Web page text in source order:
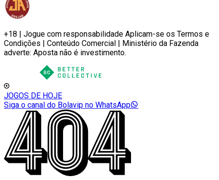
+18 | Jogue com responsabilidade Aplicam-se os Termos e
Condições | Conteúdo Comercial | Ministério da Fazenda
adverte: Aposta não é investimento.
JOGOS DE HOJE
Siga o canal do Bolavip no WhatsApp